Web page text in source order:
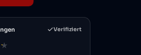
Verifiziert